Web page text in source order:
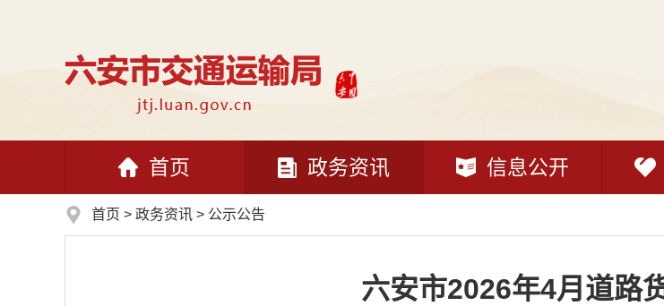
首页 政务资讯 信息公开
首页 > 政务资讯 > 公示公告
六安市2026年4月道路